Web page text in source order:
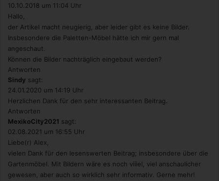
10.10.2018 um 11:04 Uhr
Hallo,
der Artikel macht neugierig, aber leider gibt es keine Bilder.
Insbesondere die Paletten-Möbel hätte ich mir gern mal
angeschaut.
Können die Bilder nachträglich eingebaut werden?
Antworten
Sindy sagt:
24.01.2020 um 14:19 Uhr
Herzlichen Dank für den sehr interessanten Beitrag.
Antworten
MexikoCity2021 sagt:
02.08.2021 um 16:55 Uhr
Liebe(r) Alex,
vielen Dank für den lesenswerten Beitrag; insbesondere über die
Gartenmöbel. Mit Bildern wäre es noch viiiel, viel anschaulicher
gewesen, aber auch so wirklich sehr informativ. Gerne mehr!